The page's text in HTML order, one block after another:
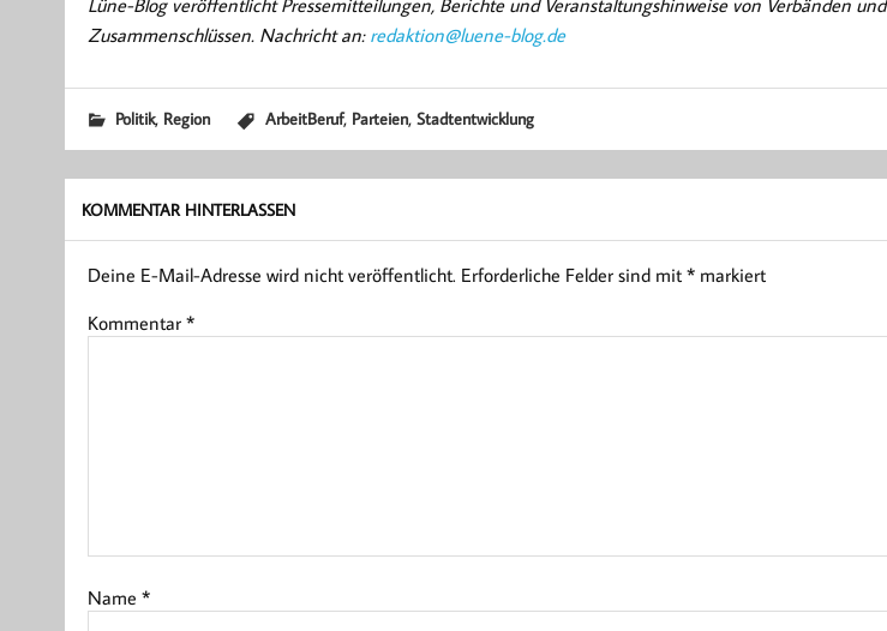
Zusammenschlüssen. Nachricht an: redaktion@luene-blog.de
Politik, Region ArbeitBeruf, Parteien, Stadtentwicklung
KOMMENTAR HINTERLASSEN
Deine E-Mail-Adresse wird nicht veröffentlicht. Erforderliche Felder sind mit *markiert
Kommentar *
Name *